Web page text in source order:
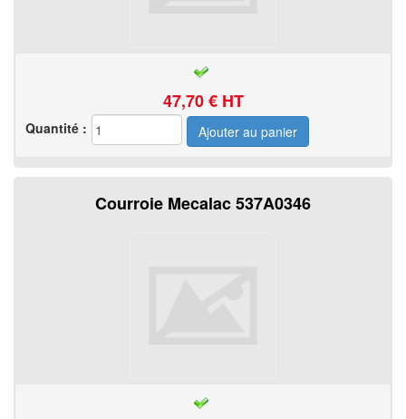
47,70€ HT
Quantité :
Courroie Mecalac 537A0346